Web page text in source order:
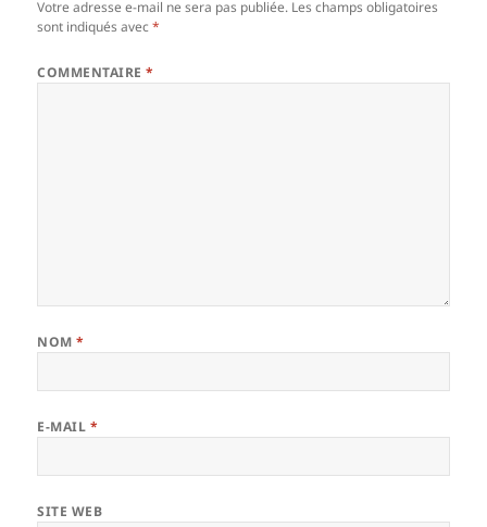
Votre adresse e-mail ne sera pas publiée. Les champs obligatoires
sont indiqués avec*
COMMENTAIRE*
NOM*
E-MAIL *
SITE WEB